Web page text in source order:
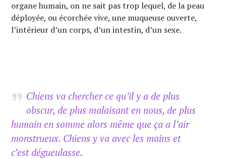
organe humain, on ne sait pas trop lequel, de la peau
déployée, ou écorchée vive, une muqueuse ouverte,
l’intérieur d’un corps, d’un intestin, d’un sexe.
Chiens va chercher ce qu’il y a de plus
obscur, de plus malaisant en nous, de plus
humain en somme alors même que ça a l’air
monstrueux. Chiens y va avec les mains et
c’est dégueulasse.